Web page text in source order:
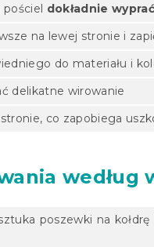
dokładnie wyprać
na lewej stronie i
do materiału i
delikatne wirowanie
co zapobiega
według
poszewki na